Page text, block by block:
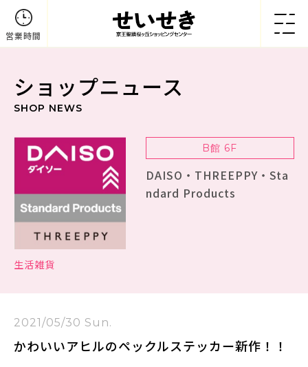
営業時間
ショップニュース
SHOP NEWS
B館 6F
DAISO・THREEPPY・Sta
ndard Products
生活雑貨
2021/05/30 Sun.
かわいいアヒルのペックルステッカー新作！！